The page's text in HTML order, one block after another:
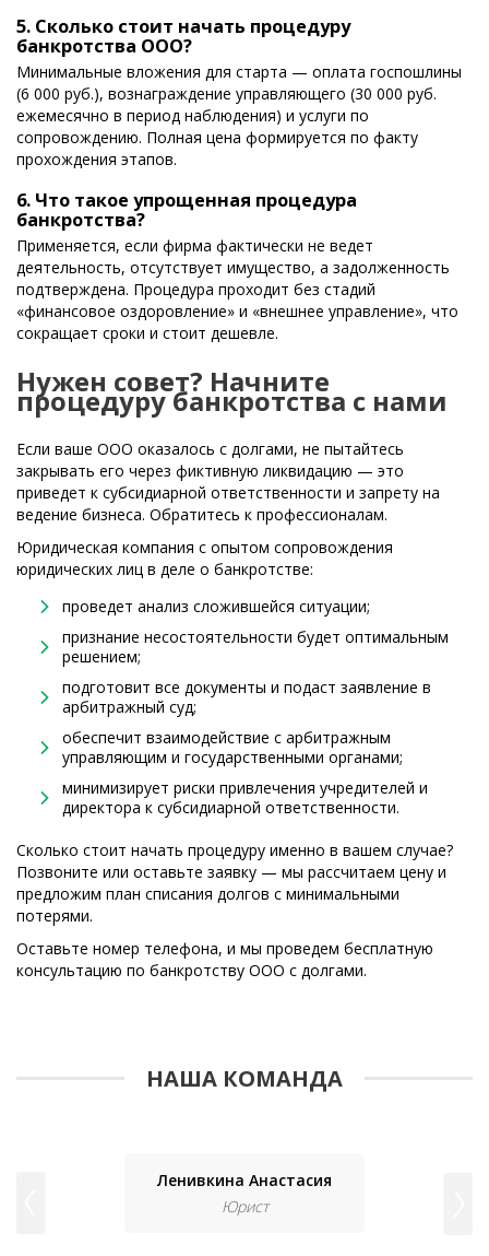
5. Сколько стоит начать процедуру
банкротства ООО?
Минимальные вложения для старта — оплата госпошлины
(6 000 руб.), вознаграждение управляющего (30 000 руб.
ежемесячно в период наблюдения) и услуги по
сопровождению. Полная цена формируется по факту
прохождения этапов.
6. Что такое упрощенная процедура
банкротства?
Применяется, если фирма фактически не ведет
деятельность, отсутствует имущество, а задолженность
подтверждена. Процедура проходит без стадий
«финансовое оздоровление» и «внешнее управление», что
сокращает сроки и стоит дешевле.
Нужен совет? Начните
процедуру банкротства с нами
Если ваше ООО оказалось с долгами, не пытайтесь
закрывать его через фиктивную ликвидацию — это
приведет к субсидиарной ответственности и запрету на
ведение бизнеса. Обратитесь к профессионалам.
Юридическая компания с опытом сопровождения
юридических лиц в деле о банкротстве:
проведет анализ сложившейся ситуации;
признание несостоятельности будет оптимальным
решением;
подготовит все документы и подаст заявление в
арбитражный суд;
обеспечит взаимодействие с арбитражным
управляющим и государственными органами;
минимизирует риски привлечения учредителей и
директора к субсидиарной ответственности.
Сколько стоит начать процедуру именно в вашем случае?
Позвоните или оставьте заявку — мы рассчитаем цену и
предложим план списания долгов с минимальными
потерями.
Оставьте номер телефона, и мы проведем бесплатную
консультацию по банкротству ООО с долгами.
НАША КОМАНДА
Ленивкина Анастасия
Юрист